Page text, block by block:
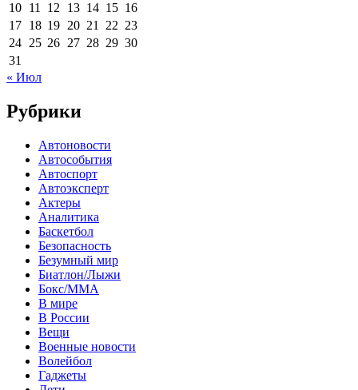
10 11 12 13 14 15 16
17 18 19 20 21 22 23
24 25 26 27 28 29 30
31
« Июл
Рубрики
Автоновости
Автособытия
Автоспорт
Автоэксперт
Актеры
Аналитика
Баскетбол
Безопасность
Безумный мир
Биатлон/Лыжи
Бокс/MMA
В мире
В России
Вещи
Военные новости
Волейбол
Гаджеты